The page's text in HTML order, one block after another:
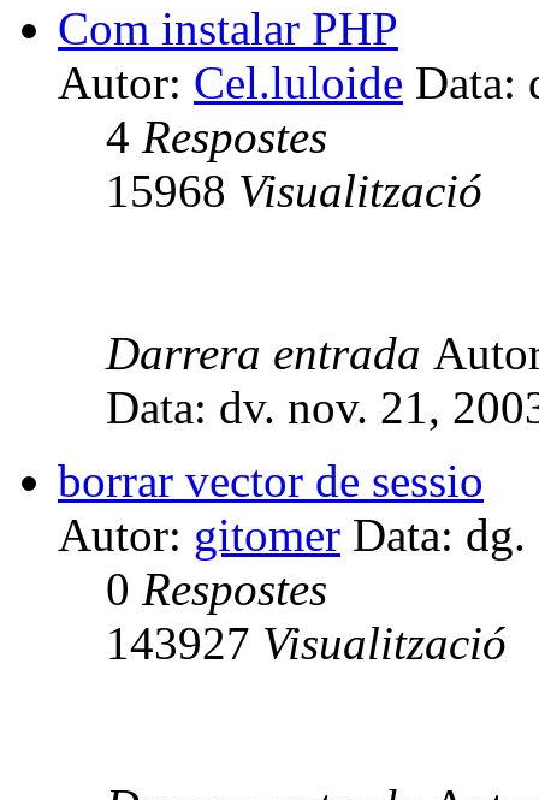
Com instalar PHP
Autor: Cel.luloide Data:
4 Respostes
15968 Visualització
Darrera entrada
Data: dv. nov. 21,
borrar vector de sessio
Autor: gitomer Data:
0 Respostes
143927 Visualització